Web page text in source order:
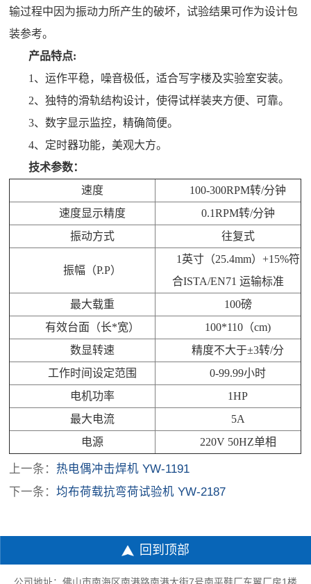
输过程中因为振动力所产生的破坏，试验结果可作为设计包
装参考。
产品特点:
1、运作平稳，噪音极低，适合写字楼及实验室安装。
2、独特的滑轨结构设计，使得试样装夹方便、可靠。
3、数字显示监控，精确简便。
4、 定时器功能，美观大方。
技术参数：
速度
100-300RPM转/分钟
速度显示精度
0.1RPM转/分钟
振动方式
往复式
振幅（P.P）
1英寸（25.4mm）+15%符
合ISTA/EN71 运输标准
最大载重
100磅
有效台面（长*宽）
100*110（cm)
数显转速
精度不大于±3转/分
工作时间设定范围
0-99.99小时
电机功率
1HP
最大电流
5A
电源
220V 50HZ单相
上一条：热电偶冲击焊机 YW-1191
下一条：均布荷载抗弯荷试验机 YW-2187
回到顶部